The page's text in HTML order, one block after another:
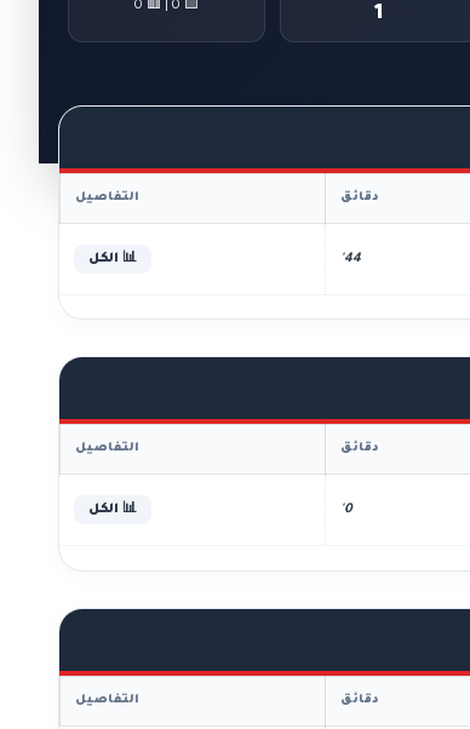
1
🟨 0 | 🟥 0
دقائق التفاصيل
44' 📊 الكل
دقائق التفاصيل
0' 📊 الكل
دقائق التفاصيل